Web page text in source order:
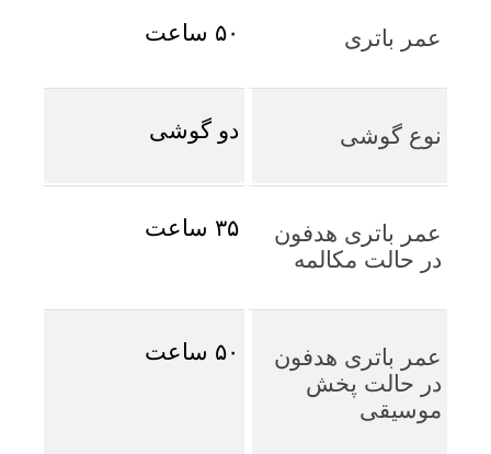
عمر باتری ۵۰ ساعت
نوع گوشی دو گوشی
عمر باتری هدفون
در حالت مکالمه
۳۵ ساعت
عمر باتری هدفون
در حالت پخش
موسیقی
۵۰ ساعت